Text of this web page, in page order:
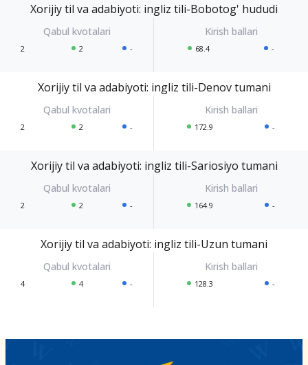
Xorijiy til va adabiyoti: ingliz tili-Bobotog' hududi
2 2 - 68.4 -
Xorijiy til va adabiyoti: ingliz tili-Denov tumani
2 2 - 172.9 -
Xorijiy til va adabiyoti: ingliz tili-Sariosiyo tumani
2 2 - 164.9 -
Xorijiy til va adabiyoti: ingliz tili-Uzun tumani
4 4 - 128.3 -